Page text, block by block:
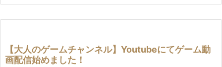
【大人のゲームチャンネル】Youtubeにてゲーム動
画配信始めました！